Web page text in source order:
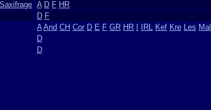
A D F HR
D F
A And CH Cor D E F GR HR IRL Kef Kre Les Mal
D
D